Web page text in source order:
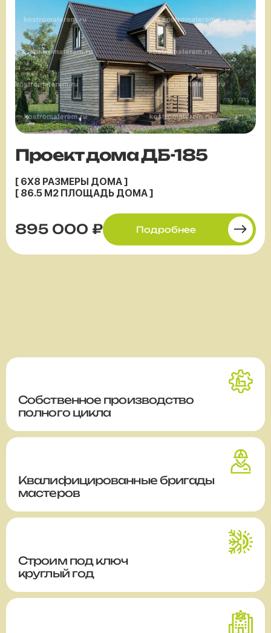
Проект дома ДБ-185
[ 6X8 РАЗМЕРЫ ДОМА ]
[ 86.5 М2 ПЛОЩАДЬ ДОМА ]
895 000 ₽ Подробнее
Собственное производство
полного цикла
Квалифицированные бригады
мастеров
Строим под ключ
круглый год